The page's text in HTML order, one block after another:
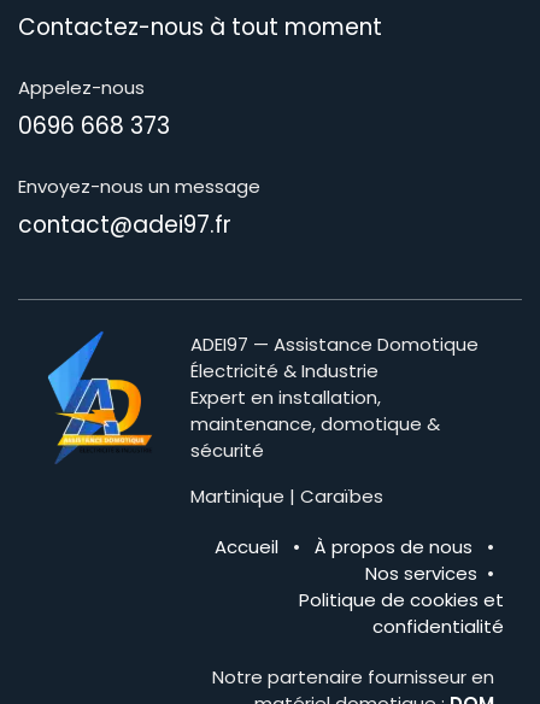
Contactez-nous à tout moment​
Appelez-nous
0696 668 373
Envoyez-nous un message
contact@adei97.fr
ADEI97 — Assistance Domotique
Électricité & Industrie
Expert en installation,
maintenance, domotique &
sécurité
Martinique | Caraïbes
Accueil
• À propos de nous
•
Nos services •
Politique de cookies et
confidentialité
Notre partenaire fournisseur en